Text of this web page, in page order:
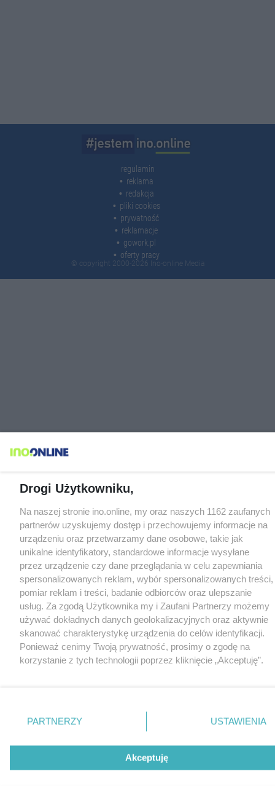
regulamin
reklama
redakcja
pliki cookies
prywatność
reklamacje
gowork.pl
oferty pracy
© copyright 2000-2026 Ino-online Media
Drogi Użytkowniku,
Na naszej stronie ino.online, my oraz naszych 1162 zaufanych
partnerów uzyskujemy dostęp i przechowujemy informacje na
urządzeniu oraz przetwarzamy dane osobowe, takie jak
unikalne identyfikatory, standardowe informacje wysyłane
przez urządzenie czy dane przeglądania w celu zapewniania
spersonalizowanych reklam, wybór spersonalizowanych treści,
pomiar reklam i treści, badanie odbiorców oraz ulepszanie
usług. Za zgodą Użytkownika my i Zaufani Partnerzy możemy
używać dokładnych danych geolokalizacyjnych oraz aktywnie
skanować charakterystykę urządzenia do celów identyfikacji.
Ponieważ cenimy Twoją prywatność, prosimy o zgodę na
korzystanie z tych technologii poprzez kliknięcie „Akceptuję”.
nie wymagają zgody użytkownika, ale masz prawo sprzeciwić
się takiemu przetwarzaniu. Preferencje będą miały
Zapoznaj się z poniższymi informacjami, abyś mógł świadomie
PARTNERZY USTAWIENIA
Akceptuję